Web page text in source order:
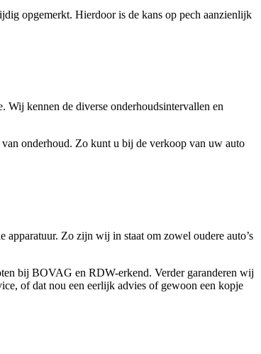
opgemerkt. Hierdoor is de kans op pech aanzienlijk
kennen de diverse onderhoudsintervallen en
onderhoud. Zo kunt u bij de verkoop van uw auto
Zo zijn wij in staat om zowel oudere auto’s
bij BOVAG en RDW-erkend. Verder garanderen wij
of dat nou een eerlijk advies of gewoon een kopje